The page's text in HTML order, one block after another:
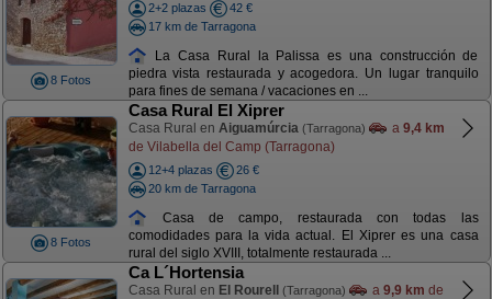
8 Fotos
2+2 plazas
42 €
17 km de Tarragona
La Casa Rural la Palissa es una construcción de
piedra vista restaurada y acogedora. Un lugar tranquilo
para fines de semana / vacaciones en ...
8 Fotos
Casa Rural El Xiprer
Casa Rural en Aiguamúrcia (Tarragona) a 9,4 km
de Vilabella del Camp (Tarragona)
12+4 plazas
26 €
20 km de Tarragona
Casa de campo, restaurada con todas las
comodidades para la vida actual. El Xiprer es una casa
rural del siglo XVIII, totalmente restaurada ...
Ca L´Hortensia
Casa Rural en El Rourell (Tarragona) a 9,9 km de